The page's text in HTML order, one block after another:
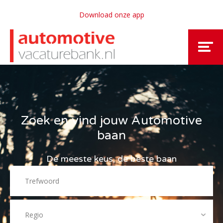
Download onze app
Zoek en vind jouw Automotive
baan
De meeste keus, de beste baan